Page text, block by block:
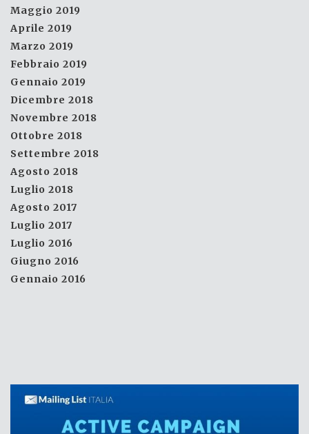
Maggio 2019
Aprile 2019
Marzo 2019
Febbraio 2019
Gennaio 2019
Dicembre 2018
Novembre 2018
Ottobre 2018
Settembre 2018
Agosto 2018
Luglio 2018
Agosto 2017
Luglio 2017
Luglio 2016
Giugno 2016
Gennaio 2016